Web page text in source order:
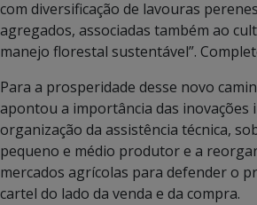
com diversificação de lavouras
agregados, associadas também ao
manejo florestal sustentável”.
Para a prosperidade desse novo
apontou a importância das inovações
organização da assistência técnica,
pequeno e médio produtor e a
mercados agrícolas para defender o
cartel do lado da venda e da compra.